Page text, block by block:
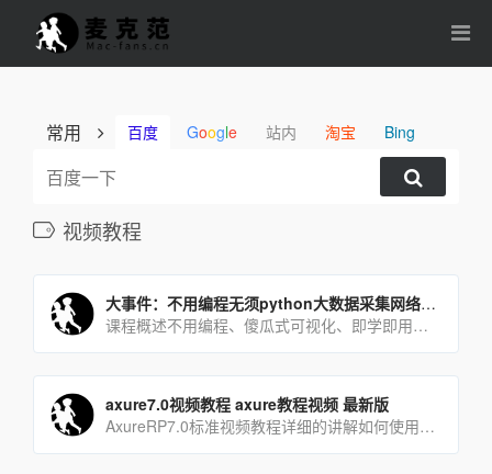
常用 百度 Google 站内 淘宝 Bing
视频教程
大事件：不用编程无须python大数据采集网络爬虫从不懂到精通系列课程 上线了
课程概述不用编程、傻瓜式可视化、即学即用、解决99%以上的网站公开信息采集。通过本系列课你将能顺利的采集国[…]
axure7.0视频教程 axure教程视频 最新版
AxureRP7.0标准视频教程详细的讲解如何使用AxureRP7.0轻松制作WEB/APP线框图、可[…]